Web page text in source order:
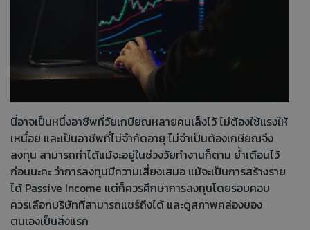
นี่อาจเป็นหนึ่งอาชีพที่วัยเกษียณหลายคนเล็งไว้ ไม่ต้องใช้แรงให้
เหนื่อย และเป็นอาชีพที่ไม่จำกัดอายุ ไม่จำเป็นต้องเกษียณจึง
ลงทุน สามารถทำได้แม้จะอยู่ในช่วงวัยทำงานก็ตาม ย้ำเตือนไว้
ก่อนนะคะ ว่าการลงทุนมีความเสี่ยงเสมอ แม้จะเป็นการสร้างราย
ได้ Passive Income แต่ก็ควรศึกษาการลงทุนโดยรอบคอบ
ควรเลือกบริษัทที่สามารถแชร์ถึงได้ และดูสภาพคล่องของ
ตนเองเป็นสิ่งแรก